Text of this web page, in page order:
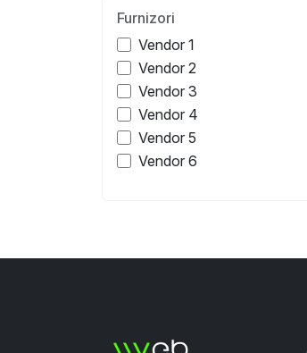
Furnizori
Vendor 1
Vendor 2
Vendor 3
Vendor 4
Vendor 5
Vendor 6